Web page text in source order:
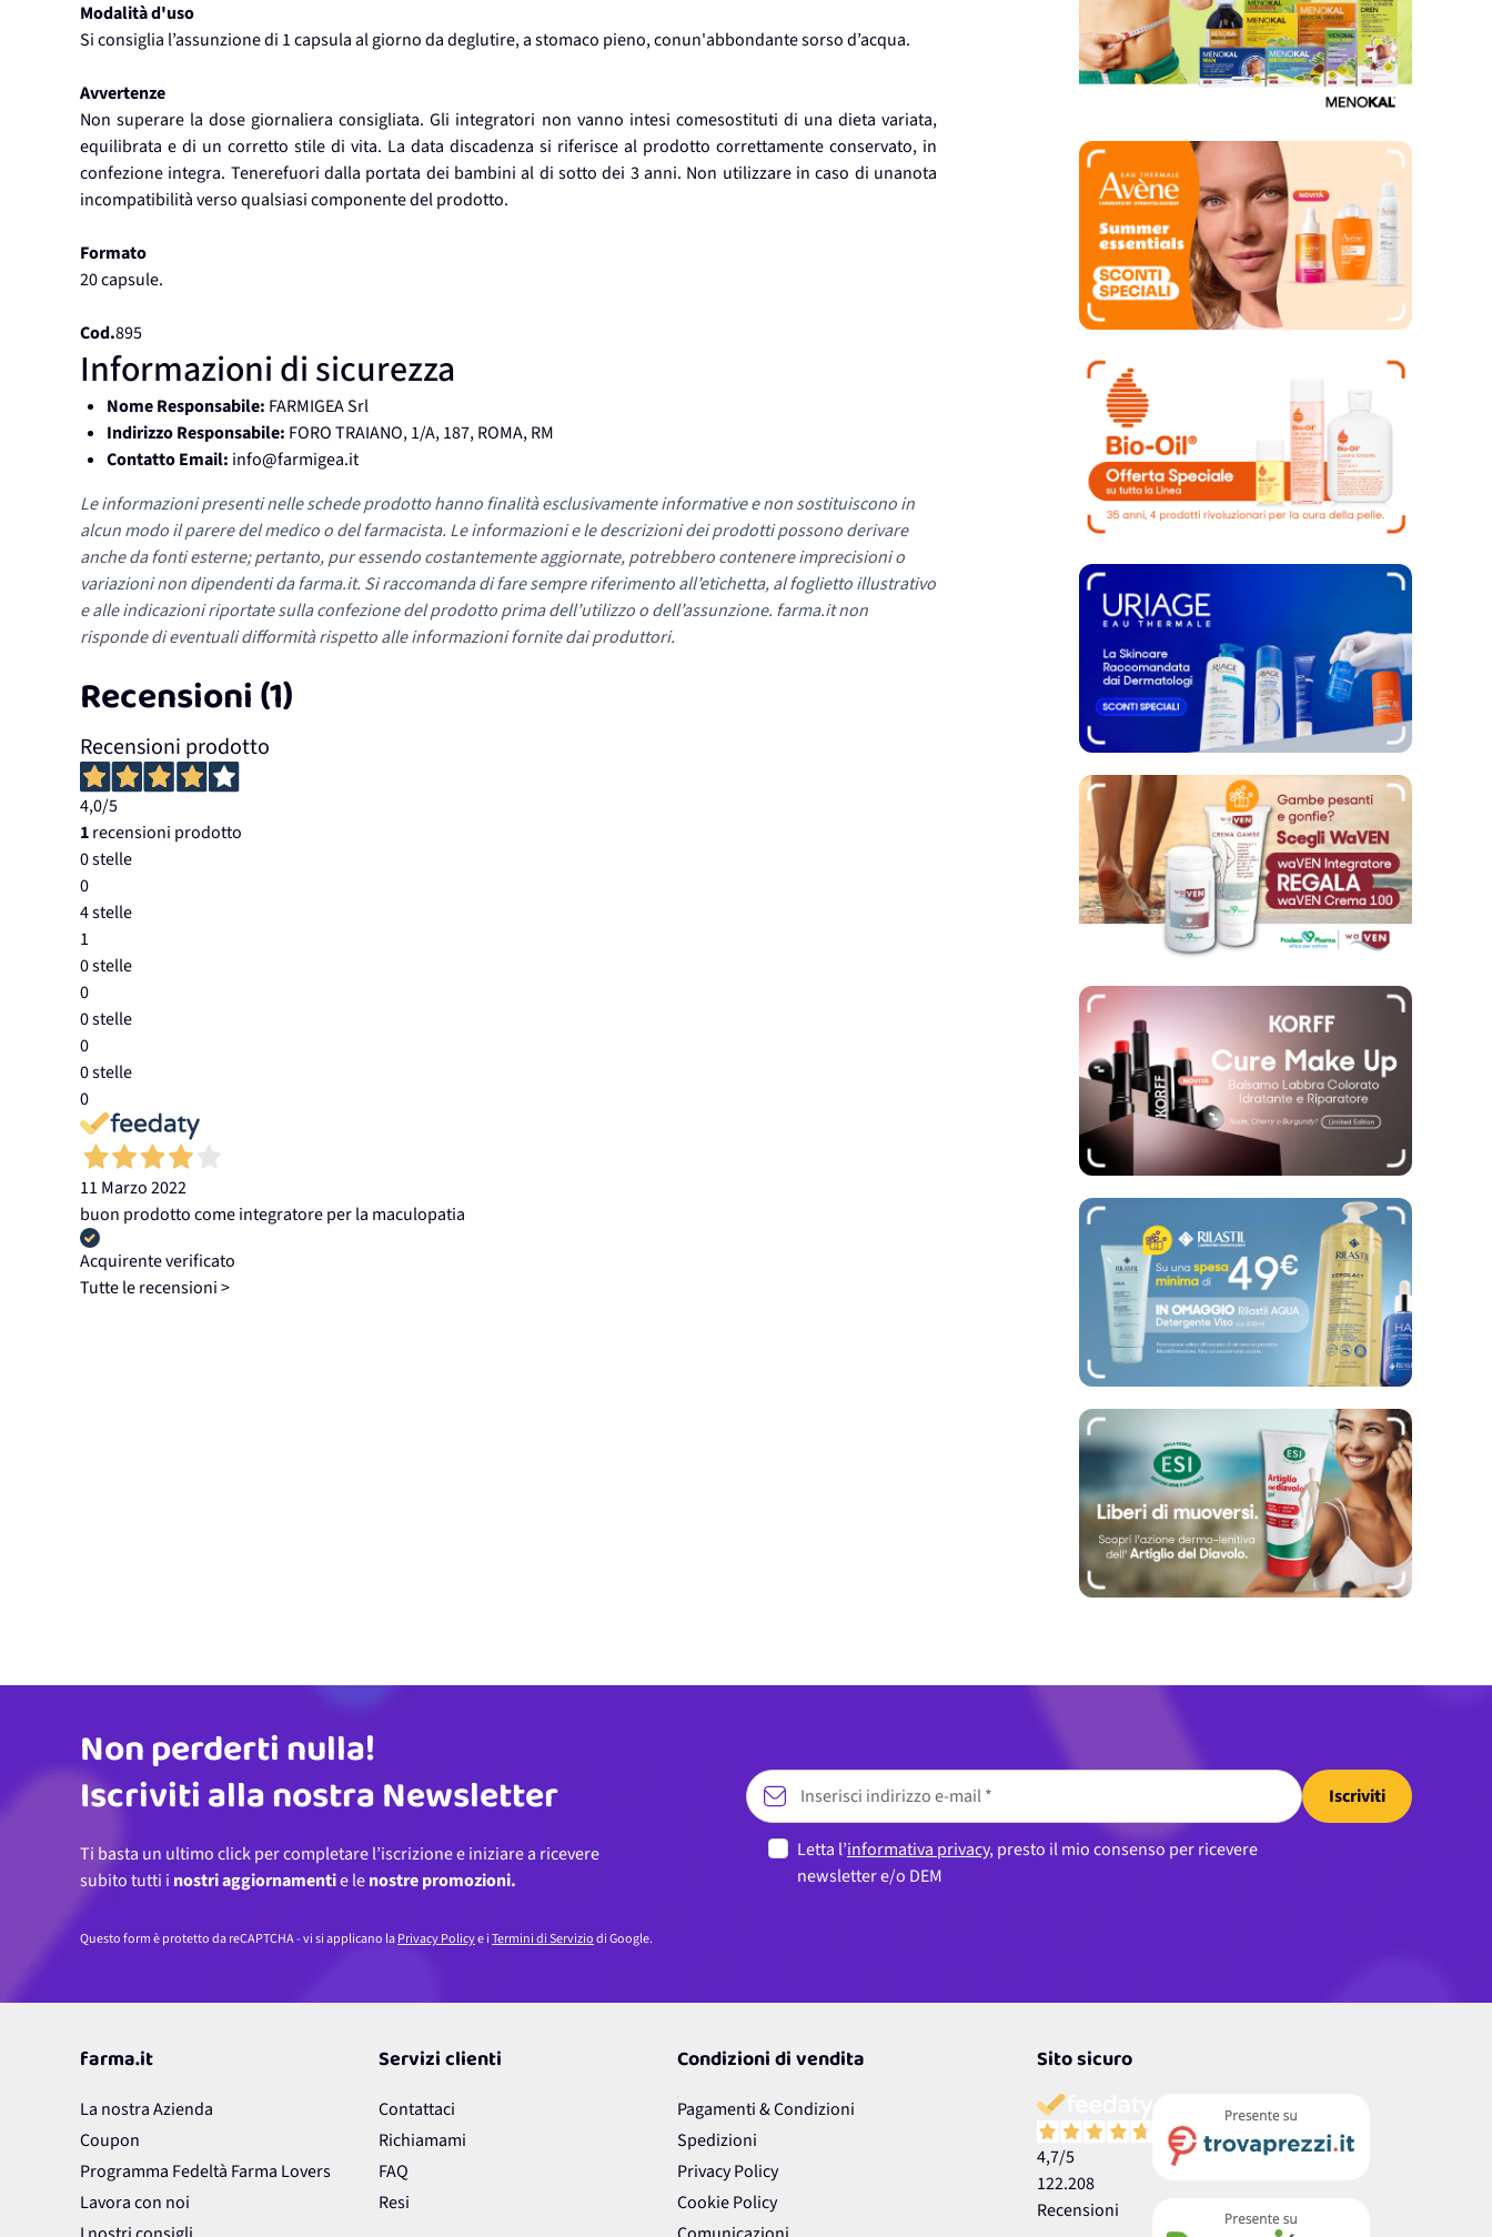
Modalità d'uso
Si consiglia l’assunzione di 1 capsula al giorno da deglutire, a stomaco pieno, conun'abbondante sorso d’acqua.
Avvertenze
Non superare la dose giornaliera consigliata. Gli integratori non vanno intesi comesostituti di una dieta variata,
equilibrata e di un corretto stile di vita. La data discadenza si riferisce al prodotto correttamente conservato, in
confezione integra. Tenerefuori dalla portata dei bambini al di sotto dei 3 anni. Non utilizzare in caso di unanota
incompatibilità verso qualsiasi componente del prodotto.
Formato
20 capsule.
Cod.895
Informazioni di sicurezza
Nome Responsabile: FARMIGEA Srl
Indirizzo Responsabile: FORO TRAIANO, 1/A, 187, ROMA, RM
Contatto Email: info@farmigea.it
Le informazioni presenti nelle schede prodotto hanno finalità esclusivamente informative e non sostituiscono in
alcun modo il parere del medico o del farmacista. Le informazioni e le descrizioni dei prodotti possono derivare
anche da fonti esterne; pertanto, pur essendo costantemente aggiornate, potrebbero contenere imprecisioni o
variazioni non dipendenti da farma.it. Si raccomanda di fare sempre riferimento all’etichetta, al foglietto illustrativo
e alle indicazioni riportate sulla confezione del prodotto prima dell’utilizzo o dell’assunzione. farma.it non
risponde di eventuali difformità rispetto alle informazioni fornite dai produttori.
Recensioni (1)
Recensioni prodotto
4,0/5
1recensioni prodotto
0 stelle
0
4 stelle
1
0 stelle
0
0 stelle
0
0 stelle
0
11 Marzo 2022
buon prodotto come integratore per la maculopatia
Acquirente verificato
Tutte le recensioni >
Indirizzo email
Non perderti nulla!
Iscriviti alla nostra Newsletter
Ti basta un ultimo click per completare l’iscrizione e iniziare a ricevere
subito tutti i nostri aggiornamentie lenostre promozioni.
Iscriviti
Letta l’informativa privacy, presto il mio consenso per ricevere
newsletter e/o DEM
Questo form è protetto da reCAPTCHA - vi si applicano laPrivacy Policye iTermini di Serviziodi Google.
farma.it
La nostra Azienda
Coupon
Programma Fedeltà Farma Lovers
Lavora con noi
Servizi clienti
Contattaci
Richiamami
FAQ
Resi
Condizioni di vendita
Pagamenti & Condizioni
Spedizioni
Privacy Policy
Cookie Policy
Sito sicuro
4,7/5
122.208
Recensioni